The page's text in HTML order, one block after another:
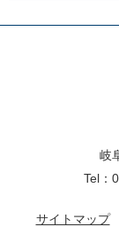
岐
Tel：
サイトマップ